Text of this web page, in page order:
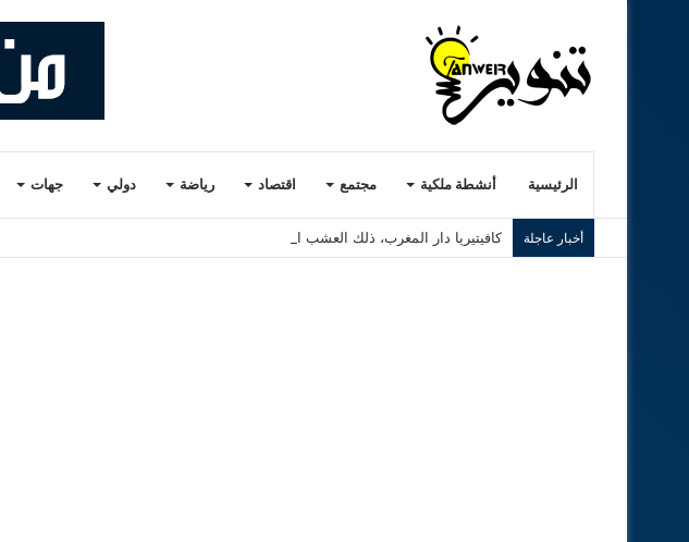
الرئيسية أنشطة ملكية مجتمع اقتصاد رياضة دولي جهات
أخبار عاجلة كافيتيريا دار المغرب، ذلك العشب الرديء..! ( الجزء الثاني والأخير). ذ. عبدالواحد حمزة.